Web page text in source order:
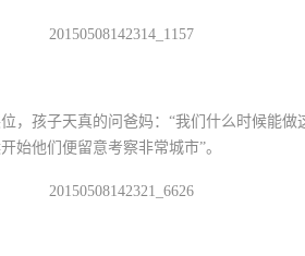
，孩子天真的问爸妈：“我们什么时候能
始他们便留意考察非常城市”。